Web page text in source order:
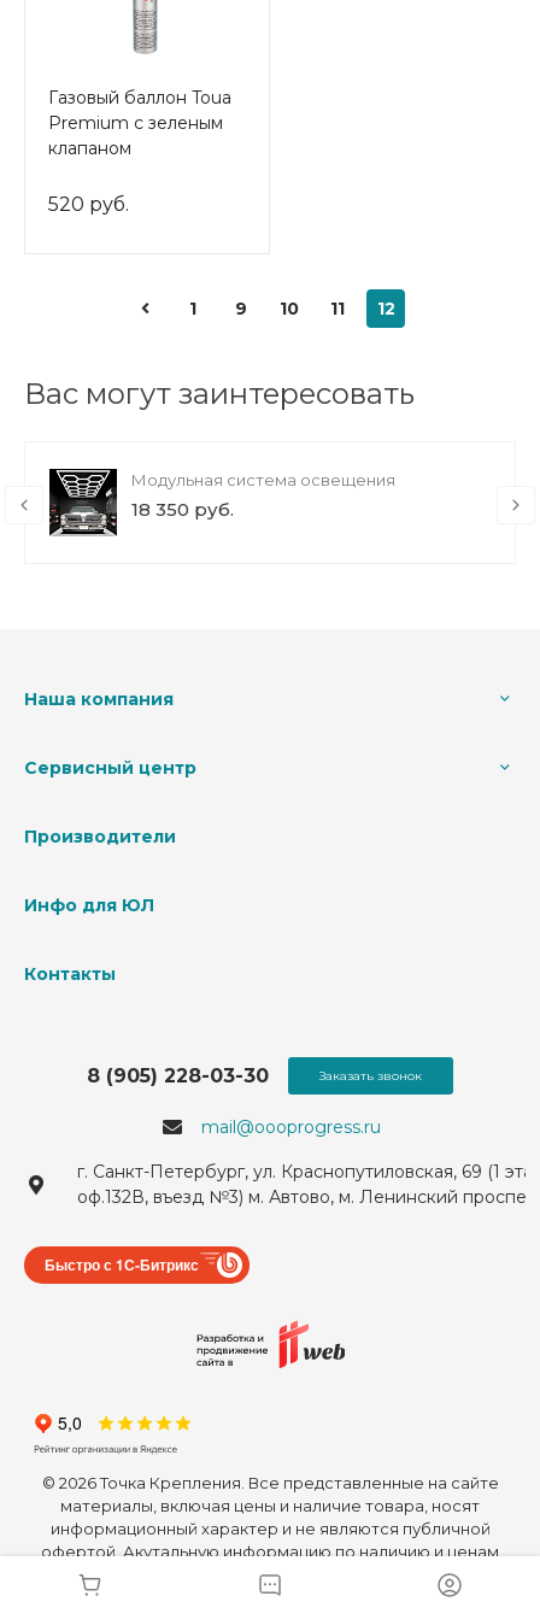
Газовый баллон Toua
Premium с зеленым
клапаном
520 руб.
1 9 10 11 12
Вас могут заинтересовать
Модульная система освещения
18 350 руб.
Наша компания
Сервисный центр
Производители
Инфо для ЮЛ
Контакты
mail@oooprogress.ru
8 (905) 228-03-30
г. Санкт-Петербург, ул. Краснопутиловская, 69 (1
оф.132В, въезд №3) м. Автово, м. Ленинский
Заказать звонок
Быстро с 1С-Битрикс
© 2026 Точка Крепления. Все представленные на сайте
материалы, включая цены и наличие товара, носят
информационный характер и не являются публичной
офертой. Акутальную информацию по наличию и ценам
уточняйте у наших менеджеров.